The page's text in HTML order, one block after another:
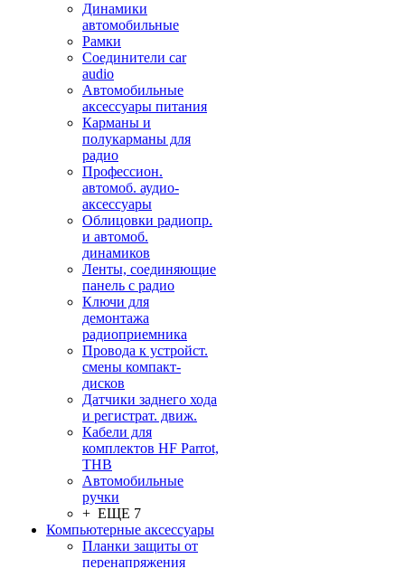
Динамики
автомобильные
Рамки
Соединители car
audio
Автомобильные
аксессуары питания
Карманы и
полукарманы для
радио
Профессион.
автомоб. аудио-
аксессуары
Облицовки радиопр.
и автомоб.
динамиков
Ленты, соединяющие
панель с радио
Ключи для
демонтажа
радиоприемника
Провода к устройст.
смены компакт-
дисков
Датчики заднего хода
и регистрат. движ.
Кабели для
комплектов HF Parrot,
THB
Автомобильные
ручки
+ ЕЩЕ 7
Компьютерные аксессуары
Планки защиты от
перенапряжения